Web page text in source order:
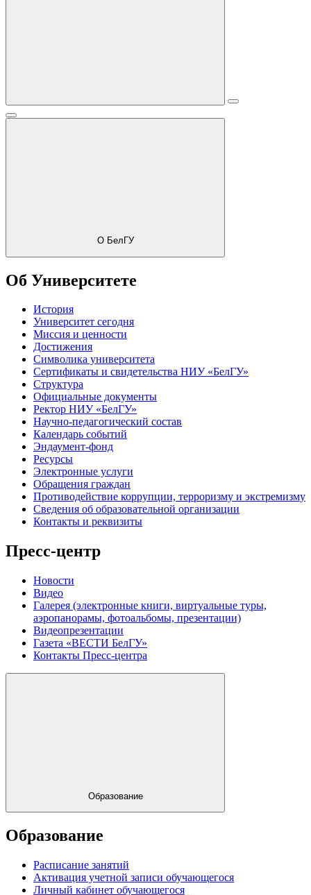
О БелГУ
Об Университете
История
Университет сегодня
Миссия и ценности
Достижения
Символика университета
Сертификаты и свидетельства НИУ «БелГУ»
Структура
Официальные документы
Ректор НИУ «БелГУ»
Научно-педагогический состав
Календарь событий
Эндаумент-фонд
Ресурсы
Электронные услуги
Обращения граждан
Противодействие коррупции, терроризму и экстремизму
Сведения об образовательной организации
Контакты и реквизиты
Пресс-центр
Новости
Видео
Галерея (электронные книги, виртуальные туры,
аэропанорамы, фотоальбомы, презентации)
Видеопрезентации
Газета «ВЕСТИ БелГУ»
Контакты Пресс-центра
Образование
Образование
Расписание занятий
Активация учетной записи обучающегося
Личный кабинет обучающегося